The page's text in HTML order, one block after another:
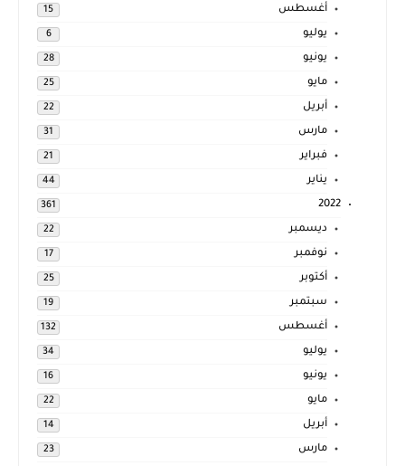
أغسطس 15
يوليو 6
يونيو 28
مايو 25
أبريل 22
مارس 31
فبراير 21
يناير 44
2022
361
ديسمبر 22
نوفمبر 17
أكتوبر 25
سبتمبر 19
أغسطس 132
يوليو 34
يونيو 16
مايو 22
أبريل 14
مارس 23